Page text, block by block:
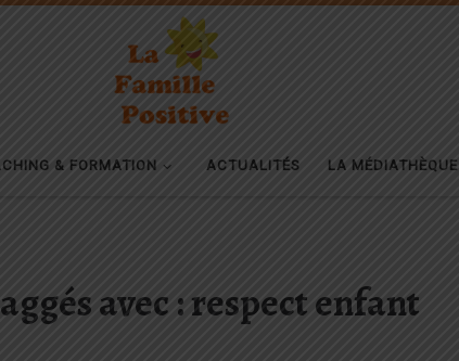
& FORMATION ACTUALITÉS LA MÉDIATHÈQUE
avec : respect enfant